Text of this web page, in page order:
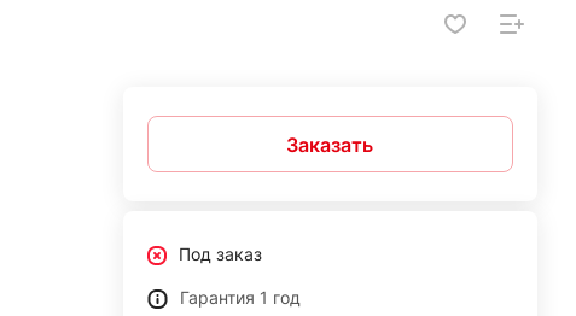
Заказать
Под заказ
Гарантия 1 год